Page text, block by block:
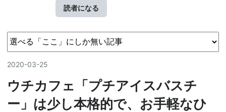
読者になる
2020-03-25
ウチカフェ「プチアイスバスチ
ー」は少し本格的で、お手軽なひ